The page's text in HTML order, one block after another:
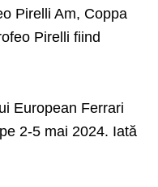
Pirelli Am, Coppa
Pirelli fiind
European Ferrari
2-5 mai 2024. Iată